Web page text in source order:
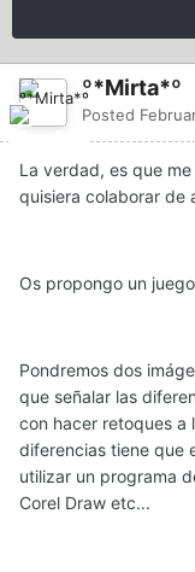
º*Mirta*º
Posted
La verdad, es que
quisiera colaborar de
Os propongo un
Pondremos dos
que señalar las
con hacer retoques a
diferencias tiene que
utilizar un programa
Corel Draw etc...